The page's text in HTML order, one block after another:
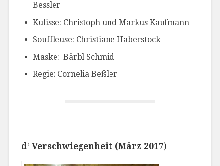
Bessler
Kulisse: Christoph und Markus Kaufmann
Souffleuse: Christiane Haberstock
Maske: Bärbl Schmid
Regie: Cornelia Beßler
d‘ Verschwiegenheit (März 2017)